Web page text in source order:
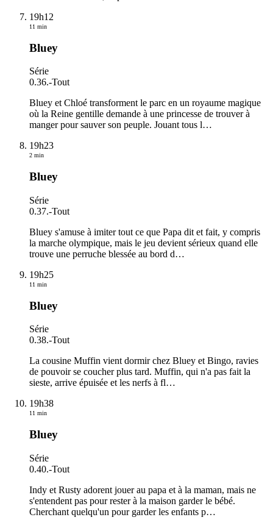
19h12
11 min
Bluey
Série
0.36.-Tout
Bluey et Chloé transforment le parc en un royaume magique
où la Reine gentille demande à une princesse de trouver à
manger pour sauver son peuple. Jouant tous l…
19h23
2 min
Bluey
Série
0.37.-Tout
Bluey s'amuse à imiter tout ce que Papa dit et fait, y compris
la marche olympique, mais le jeu devient sérieux quand elle
trouve une perruche blessée au bord d…
19h25
11 min
Bluey
Série
0.38.-Tout
La cousine Muffin vient dormir chez Bluey et Bingo, ravies
de pouvoir se coucher plus tard. Muffin, qui n'a pas fait la
sieste, arrive épuisée et les nerfs à fl…
19h38
11 min
Bluey
Série
0.40.-Tout
Indy et Rusty adorent jouer au papa et à la maman, mais ne
s'entendent pas pour rester à la maison garder le bébé.
Cherchant quelqu'un pour garder les enfants p…